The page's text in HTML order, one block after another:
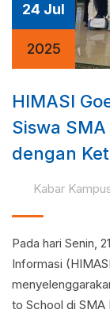
24 Jul
2025
HIMASI
Siswa
dengan
Kabar
Pada hari Senin,
Informasi
to School di SMA